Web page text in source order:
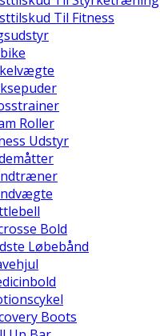
Til Fitness
Roller
Udstyr
Bold
Løbebånd
Boots